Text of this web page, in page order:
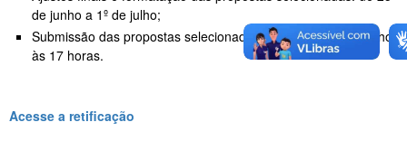
de junho a 1º de julho;
Submissão das propostas selecionadas à Finep: até 2 de julho,
às 17 horas.
Acesse a retificação